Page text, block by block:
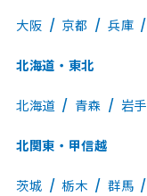
大阪 京都 兵庫
北海道・東北
北海道 青森 岩手
北関東・甲信越
茨城 栃木 群馬